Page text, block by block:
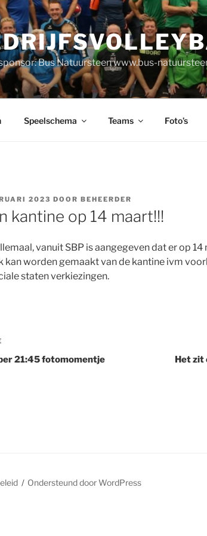
Bus Natuursteen www.bus-
Speelschema Teams Foto’s
2023 DOOR BEHEERDER
kantine op 14 maart!!!
vanuit SBP is aangegeven dat er op 14
kan worden gemaakt van de kantine ivm
staten verkiezingen.
21:45 fotomomentje Het zit
Ondersteund door WordPress